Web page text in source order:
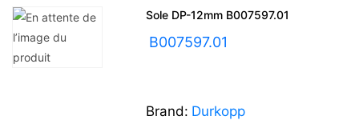
Sole DP-12mm B007597.01
B007597.01
Brand: Durkopp